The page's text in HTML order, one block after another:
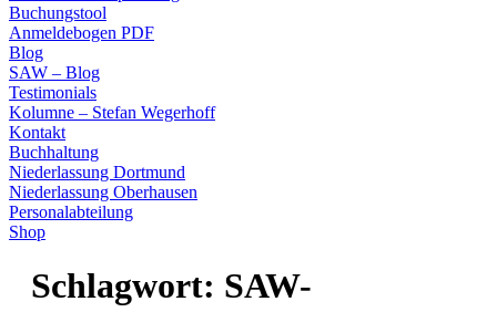
Buchungstool
Anmeldebogen PDF
Blog
SAW – Blog
Testimonials
Kolumne – Stefan Wegerhoff
Kontakt
Buchhaltung
Niederlassung Dortmund
Niederlassung Oberhausen
Personalabteilung
Shop
Schlagwort: SAW-